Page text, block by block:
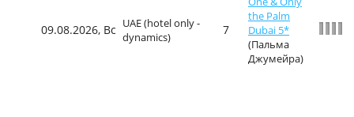
09.08.2026, Вс UAE (hotel only -
dynamics)
7
the Palm
Dubai 5*
(Пальма
Джумейра)